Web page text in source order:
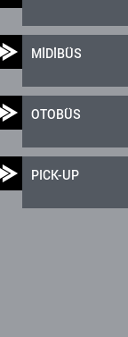
MİDİBÜS
OTOBÜS
PICK-UP